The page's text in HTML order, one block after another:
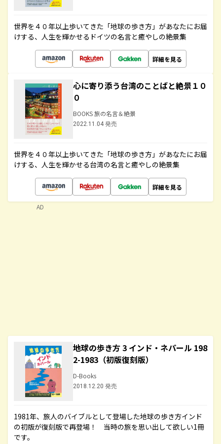
世界を４０年以上歩いてきた「地球の歩き方」があなたにお届
けする、人生を輝かせるドイツの名言と癒やしの絶景集
詳細を見る
心に寄り添う台湾のことばと絶景１０
０
BOOKS 旅の名言＆絶景
2022.11.04 発売
世界を４０年以上歩いてきた「地球の歩き方」があなたにお届
けする、人生を輝かせる台湾の名言と癒やしの絶景集
詳細を見る
地球の歩き方 3 インド・ネパール 198
2-1983（初版復刻版）
D-Books
2018.12.20 発売
1981年、旅人のバイブルとして登場した地球の歩き方インド
の初版が復刻版で再登場！ 当時の旅を思い出して欲しい1冊
です。
AD